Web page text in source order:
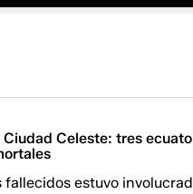
Celeste: tres
fallecidos estuvo